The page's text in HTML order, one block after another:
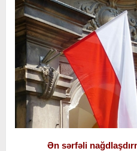
Ən sərfəli